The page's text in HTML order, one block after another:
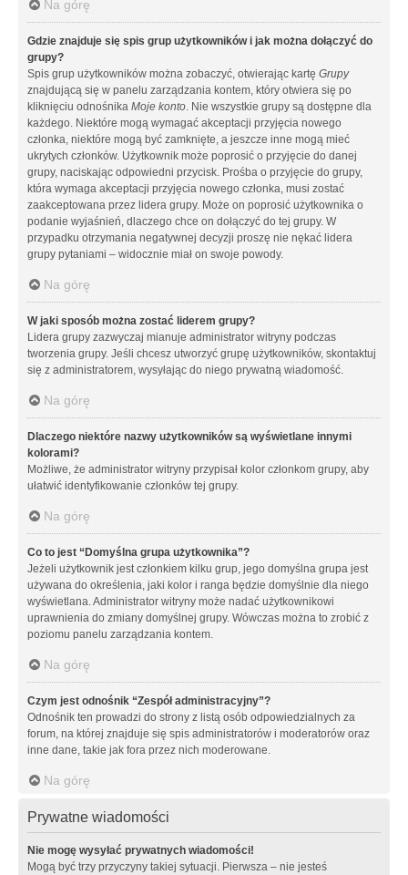
Na górę
Gdzie znajduje się spis grup użytkowników i jak można dołączyć do
grupy?
Spis grup użytkowników można zobaczyć, otwierając kartę Grupy
znajdującą się w panelu zarządzania kontem, który otwiera się po
kliknięciu odnośnika Moje konto. Nie wszystkie grupy są dostępne dla
każdego. Niektóre mogą wymagać akceptacji przyjęcia nowego
członka, niektóre mogą być zamknięte, a jeszcze inne mogą mieć
ukrytych członków. Użytkownik może poprosić o przyjęcie do danej
grupy, naciskając odpowiedni przycisk. Prośba o przyjęcie do grupy,
która wymaga akceptacji przyjęcia nowego członka, musi zostać
zaakceptowana przez lidera grupy. Może on poprosić użytkownika o
podanie wyjaśnień, dlaczego chce on dołączyć do tej grupy. W
przypadku otrzymania negatywnej decyzji proszę nie nękać lidera
grupy pytaniami – widocznie miał on swoje powody.
Na górę
W jaki sposób można zostać liderem grupy?
Lidera grupy zazwyczaj mianuje administrator witryny podczas
tworzenia grupy. Jeśli chcesz utworzyć grupę użytkowników, skontaktuj
się z administratorem, wysyłając do niego prywatną wiadomość.
Na górę
Dlaczego niektóre nazwy użytkowników są wyświetlane innymi
kolorami?
Możliwe, że administrator witryny przypisał kolor członkom grupy, aby
ułatwić identyfikowanie członków tej grupy.
Na górę
Co to jest “Domyślna grupa użytkownika”?
Jeżeli użytkownik jest członkiem kilku grup, jego domyślna grupa jest
używana do określenia, jaki kolor i ranga będzie domyślnie dla niego
wyświetlana. Administrator witryny może nadać użytkownikowi
uprawnienia do zmiany domyślnej grupy. Wówczas można to zrobić z
poziomu panelu zarządzania kontem.
Na górę
Czym jest odnośnik “Zespół administracyjny”?
Odnośnik ten prowadzi do strony z listą osób odpowiedzialnych za
forum, na której znajduje się spis administratorów i moderatorów oraz
inne dane, takie jak fora przez nich moderowane.
Na górę
Prywatne wiadomości
Nie mogę wysyłać prywatnych wiadomości!
Mogą być trzy przyczyny takiej sytuacji. Pierwsza – nie jesteś